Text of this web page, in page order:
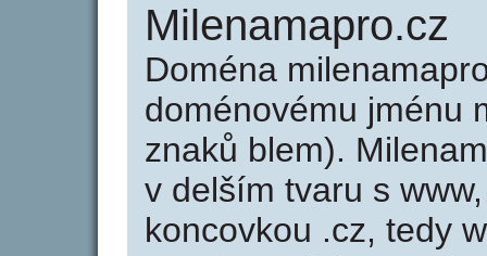
Milenamapro.cz
Doména
doménovému jménu
znaků blem).
v delším tvaru s
koncovkou .cz, tedy